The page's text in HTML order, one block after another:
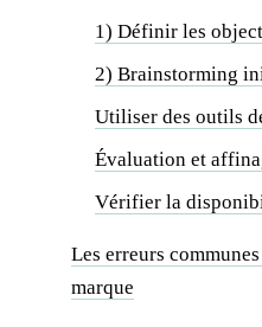
1) Définir les
2) Brainstorming
Utiliser des outils
Évaluation et
Vérifier la
Les erreurs
marque